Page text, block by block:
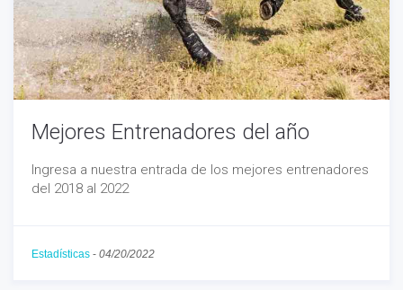
Mejores Entrenadores del año
Ingresa a nuestra entrada de los mejores entrenadores
del 2018 al 2022
Estadísticas - 04/20/2022